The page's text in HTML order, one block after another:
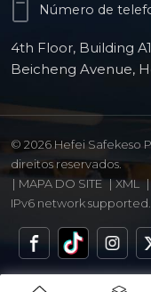
Número de
4th Floor, Building
Beicheng Avenue,
© 2026 Hefei Safekeso
direitos reservados.
| MAPA DO SITE | XML |
IPv6 network supported.